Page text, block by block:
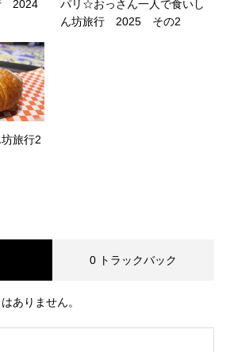
2024
パリ☆おっさん一人で食いし
ん坊旅行 2025 その2
旅行2
0 トラックバック
ありません。